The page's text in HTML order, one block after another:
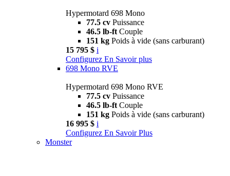
Hypermotard 698 Mono
77.5 cv Puissance
46.5 lb-ft Couple
151 kg Poids à vide (sans carburant)
15 795 $ i
Configurez En Savoir plus
698 Mono RVE
Hypermotard 698 Mono RVE
77.5 cv Puissance
46.5 lb-ft Couple
151 kg Poids à vide (sans carburant)
16 995 $ i
Configurez En Savoir Plus
Monster